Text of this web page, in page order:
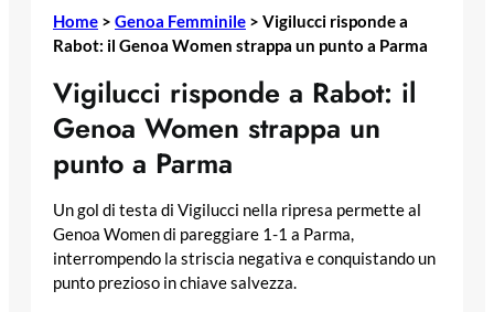
Home > Genoa Femminile > Vigilucci risponde a
Rabot: il Genoa Women strappa un punto a Parma
Vigilucci risponde a Rabot: il
Genoa Women strappa un
punto a Parma
Un gol di testa di Vigilucci nella ripresa permette al
Genoa Women di pareggiare 1-1 a Parma,
interrompendo la striscia negativa e conquistando un
punto prezioso in chiave salvezza.